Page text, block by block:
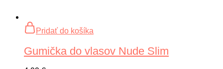
Pridať do košíka
Gumička do vlasov Nude Slim